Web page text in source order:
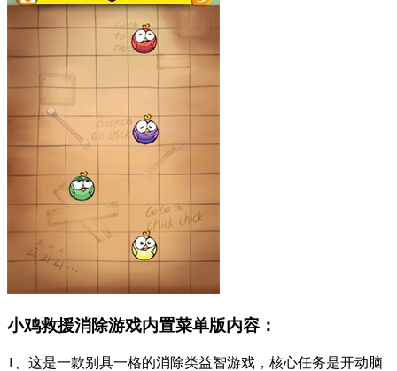
小鸡救援消除游戏内置菜单版内容：
1、这是一款别具一格的消除类益智游戏，核心任务是开动脑